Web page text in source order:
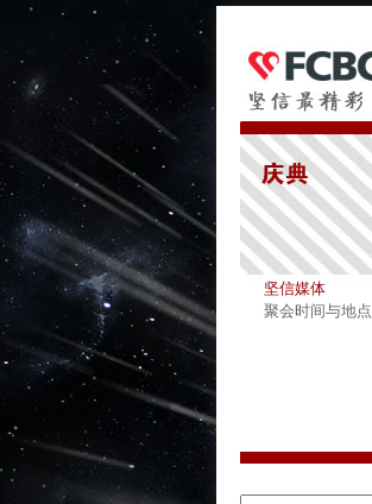
坚信媒体
聚会时间与地点